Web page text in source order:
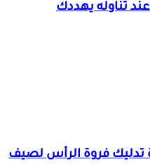
تناوله يهددك
تدليك فروة الرأس لصيف